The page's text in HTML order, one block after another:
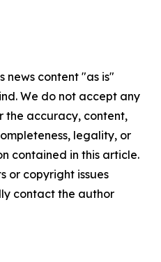
news content "as is"
We do not accept any
the accuracy, content,
legality, or
contained in this article.
or copyright issues
contact the author